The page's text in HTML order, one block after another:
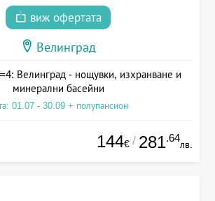
виж офертата
Велинград
Велинград - нощувки, изхранване и
минерални басейни
01.07 - 30.09 + полупансион
144€ / 281.64
лв.